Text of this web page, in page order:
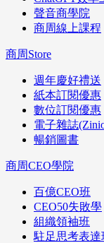
聲音商學院
商周線上課程
商周Store
週年慶好禮送
紙本訂閱優惠
數位訂閱優惠
電子雜誌
暢銷圖書
商周CEO學院
百億CEO班
CEO50失敗學
組織領袖班
駐足思考表達